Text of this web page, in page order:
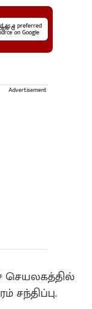
as a preferred
on Google
Advertisement
செயலகத்தில்
சந்திப்பு.